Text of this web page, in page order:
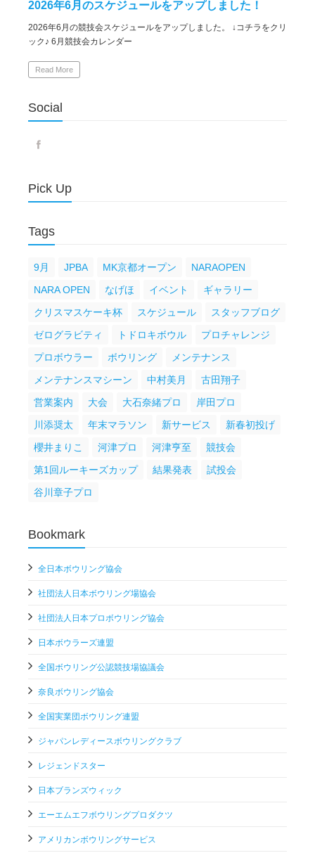
2026年6月のスケジュールをアップしました！
2026年6月の競技会スケジュールをアップしました。 ↓コチラをクリ
ック♪ 6月競技会カレンダー
Read More
Social
Pick Up
Tags
9月 JPBA MK京都オープン
NARAOPEN
NARA OPEN
なげほ イベント
ギャラリー
クリスマスケーキ杯
スケジュール
スタッフブログ
ゼログラビティ
トドロキボウル
プロチャレンジ
プロボウラー
ボウリング
メンテナンス
メンテナンスマシーン
中村美月
古田翔子
営業案内
大会 大石奈緒プロ
岸田プロ
川添奨太
年末マラソン 新サービス
新春初投げ
櫻井まりこ
河津プロ 河津亨至
競技会
第1回ルーキーズカップ
結果発表
試投会
谷川章子プロ
Bookmark
全日本ボウリング協会
社団法人日本ボウリング場協会
社団法人日本プロボウリング協会
日本ボウラーズ連盟
全国ボウリング公認競技場協議会
奈良ボウリング協会
全国実業団ボウリング連盟
ジャパンレディースボウリングクラブ
レジェンドスター
日本ブランズウィック
エーエムエフボウリングプロダクツ
アメリカンボウリングサービス